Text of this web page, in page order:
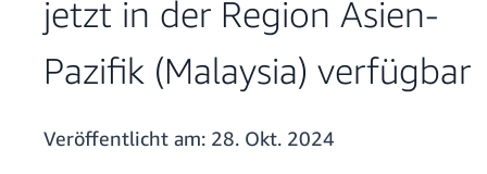
jetzt in der Region Asien-
Pazifik (Malaysia) verfügbar
Veröffentlicht am: 28. Okt. 2024